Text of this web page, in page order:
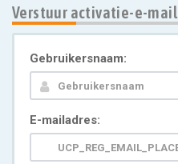
Verstuur activatie-e-mail
Gebruikersnaam:
E-mailadres: